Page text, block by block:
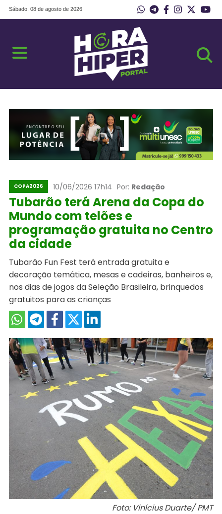
Sábado, 08 de agosto de 2026
COPA2026 10/06/2026 17h14 Por: Redação
Tubarão terá Arena da Copa do
Mundo com telões e
programação gratuita no Centro
da cidade
Tubarão Fun Fest terá entrada gratuita e
decoração temática, mesas e cadeiras, banheiros e,
nos dias de jogos da Seleção Brasileira, brinquedos
gratuitos para as crianças
Foto: Vinícius Duarte/ PMT